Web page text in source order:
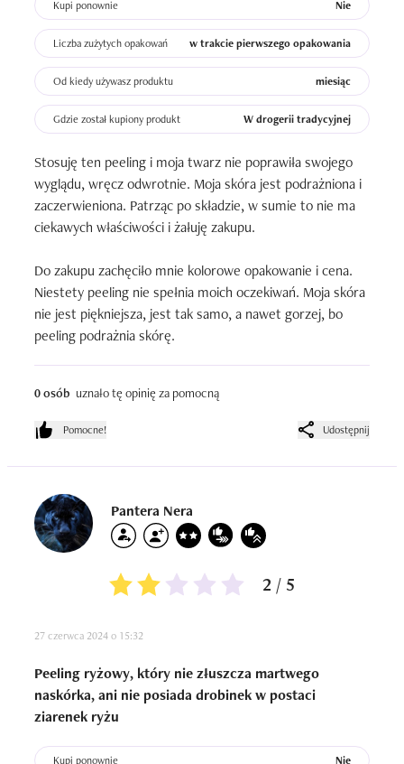
Kupi ponownie Nie
Liczba zużytych opakowań w trakcie pierwszego opakowania
Od kiedy używasz produktu miesiąc
Gdzie został kupiony produkt W drogerii tradycyjnej
Stosuję ten peeling i moja twarz nie poprawiła swojego
wyglądu, wręcz odwrotnie. Moja skóra jest podrażniona i
zaczerwieniona. Patrząc po składzie, w sumie to nie ma
ciekawych właściwości i żałuję zakupu.
Do zakupu zachęciło mnie kolorowe opakowanie i cena.
Niestety peeling nie spełnia moich oczekiwań. Moja skóra
nie jest piękniejsza, jest tak samo, a nawet gorzej, bo
peeling podrażnia skórę.
0 osób uznało tę opinię za pomocną
Pomocne! Udostępnij
Pantera Nera
2 / 5
27 czerwca 2024 o 15:32
Peeling ryżowy, który nie złuszcza martwego
naskórka, ani nie posiada drobinek w postaci
ziarenek ryżu
Kupi ponownie Nie